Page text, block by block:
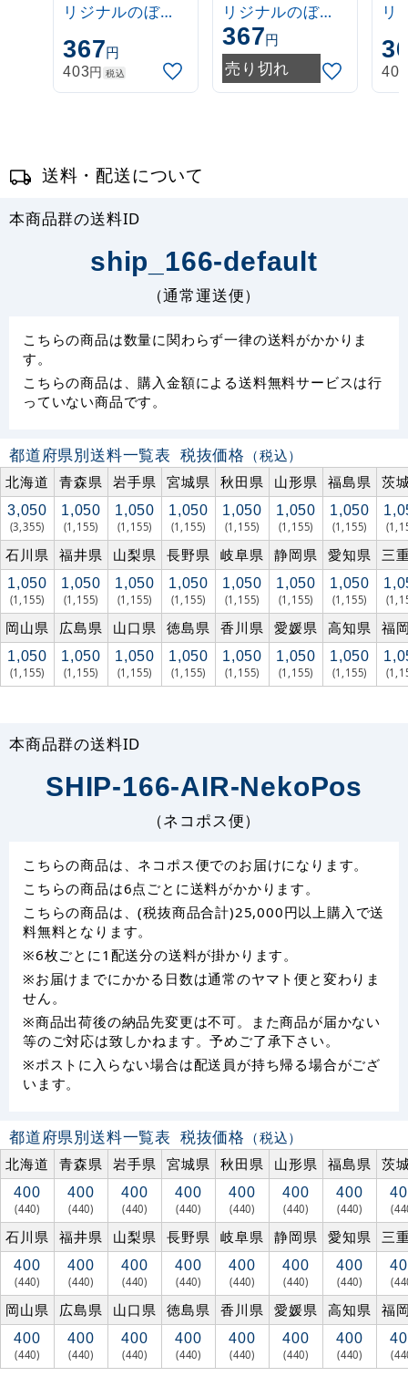
リジナルのぼり
ポール 1.6～3m
伸縮式 白
(30537***)
367円
403円 税込
リジナルのぼり
ポール 1.6～3m
伸縮式 緑
(30537GRN)
367円
売り切れ
リ
ポ
伸
403
送料・配送について
本商品群の送料ID
ship_166-default
（通常運送便）
こちらの商品は数量に関わらず一律の送料がかかりま
す。
こちらの商品は、購入金額による送料無料サービスは行
っていない商品です。
都道府県別送料一覧表 税抜価格 （税込）
北海道
青森県 岩手県 宮城県 秋田県 山形県 福島県 茨
3,050
(3,355)
1,050
(1,155)
1,050
(1,155)
1,050
(1,155)
1,050
(1,155)
1,050
(1,155)
1,050
(1,155)
石川県 福井県 山梨県 長野県 岐阜県 静岡県 愛知県 三
1,050
(1,155)
1,050
(1,155)
1,050
(1,155)
1,050
(1,155)
1,050
(1,155)
1,050
(1,155)
1,050
(1,155)
岡山県 広島県 山口県 徳島県 香川県 愛媛県 高知県 福
1,050
(1,155)
1,050
(1,155)
1,050
(1,155)
1,050
(1,155)
1,050
(1,155)
1,050
(1,155)
1,050
(1,155)
本商品群の送料ID
SHIP-166-AIR-NekoPos
（ネコポス便）
こちらの商品は、ネコポス便でのお届けになります。
こちらの商品は6点ごとに送料がかかります。
こちらの商品は、(税抜商品合計)25,000円以上購入で送
料無料となります。
※6枚ごとに1配送分の送料が掛かります。
※お届けまでにかかる日数は通常のヤマト便と変わりま
せん。
※商品出荷後の納品先変更は不可。また商品が届かない
等のご対応は致しかねます。予めご了承下さい。
※ポストに入らない場合は配送員が持ち帰る場合がござ
います。
都道府県別送料一覧表 税抜価格 （税込）
北海道
青森県 岩手県 宮城県 秋田県 山形県 福島県 茨
400
(440)
400
(440)
400
(440)
400
(440)
400
(440)
400
(440)
400
(440)
石川県 福井県 山梨県 長野県 岐阜県 静岡県 愛知県 三
400
(440)
400
(440)
400
(440)
400
(440)
400
(440)
400
(440)
400
(440)
岡山県 広島県 山口県 徳島県 香川県 愛媛県 高知県 福
400
(440)
400
(440)
400
(440)
400
(440)
400
(440)
400
(440)
400
(440)